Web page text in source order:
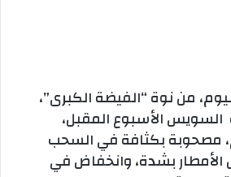
من نوة “الفيضة الكبرى”،
الأسبوع المقبل،
لمدة 6 أيام، مصحوبة بكثافة في السحب
بشدة، وانخفاض في